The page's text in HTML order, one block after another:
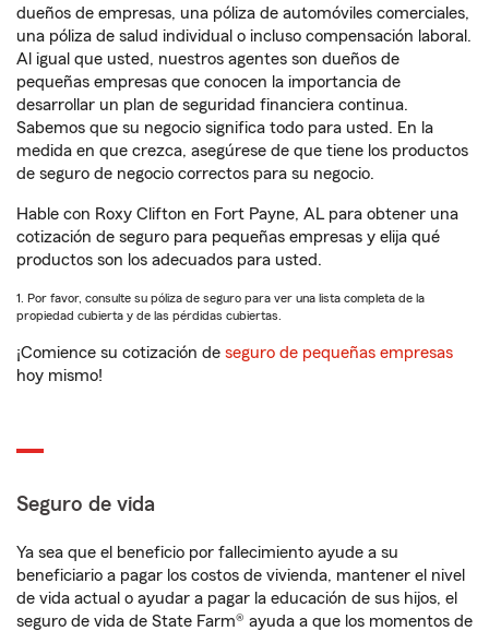
dueños de empresas, una póliza de automóviles comerciales,
una póliza de salud individual o incluso compensación laboral.
Al igual que usted, nuestros agentes son dueños de
pequeñas empresas que conocen la importancia de
desarrollar un plan de seguridad financiera continua.
Sabemos que su negocio significa todo para usted. En la
medida en que crezca, asegúrese de que tiene los productos
de seguro de negocio correctos para su negocio.
Hable con Roxy Clifton en Fort Payne, AL para obtener una
cotización de seguro para pequeñas empresas y elija qué
productos son los adecuados para usted.
1. Por favor, consulte su póliza de seguro para ver una lista completa de la
propiedad cubierta y de las pérdidas cubiertas.
¡Comience su cotización de seguro de pequeñas empresas
hoy mismo!
Seguro de vida
Ya sea que el beneficio por fallecimiento ayude a su
beneficiario a pagar los costos de vivienda, mantener el nivel
de vida actual o ayudar a pagar la educación de sus hijos, el
seguro de vida de State Farm® ayuda a que los momentos de